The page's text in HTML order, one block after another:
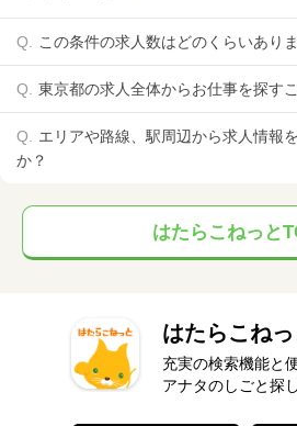
この条件の求人数はどのくらいあり
東京都の求人全体からお仕事を探す
エリアや路線、駅周辺から求人情報
か？
はたらこねっと
はたらこね
充実の検索機能と
アナタのしごと探